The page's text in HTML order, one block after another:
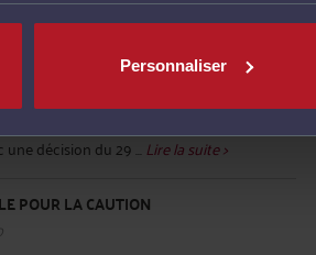
Personnaliser
à une clause des statuts et s’en
postérieurs. Cependant ces actes ne sont
décision du 29 ... Lire la suite >
POUR LA CAUTION